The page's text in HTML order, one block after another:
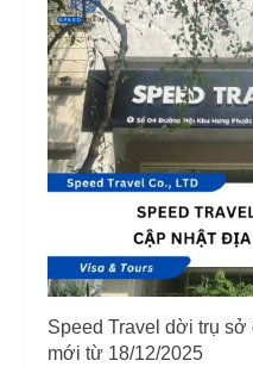
u
e
R
e
d
i
Speed Travel dời trụ sở
mới từ 18/12/2025